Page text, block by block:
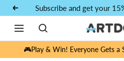
Zum Inhalt springen
VorherigeSubscribe and get your
Navigation
🎮Play & Win! Everyone Gets a